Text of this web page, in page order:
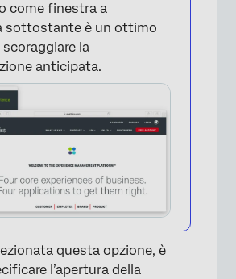
come finestra a
sottostante è un ottimo
la
anticipata.
questa opzione, è
l’apertura della